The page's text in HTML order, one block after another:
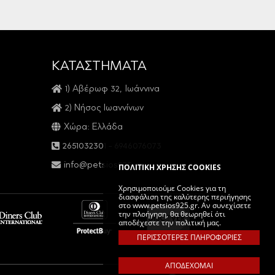
ΠΟΛΙΤΙΚΗ ΧΡΗΣΗΣ COOKIES
Χρησιμοποιούμε Cookies για τη
διασφάλιση της καλύτερης περιήγησης
στο www.petsios925.gr. Αν συνεχίσετε
την πλοήγηση, θα θεωρηθεί ότι
αποδέχεστε την πολιτική μας.
ΠΕΡΙΣΣΟΤΕΡΕΣ ΠΛΗΡΟΦΟΡΙΕΣ
ΑΠΟΔΕΧΟΜΑΙ
ΚΑΤΑΣΤΗΜΑΤΑ
1) Αβέρωφ 32, Ιωάννινα
2) Νήσος Ιωαννίνων
Χώρα: Ελλάδα
2651032301
info@petsios925.gr